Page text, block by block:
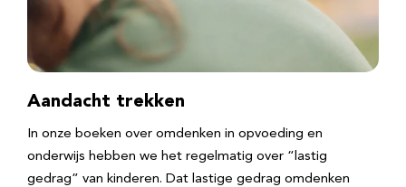
Aandacht trekken
In onze boeken over omdenken in opvoeding en
onderwijs hebben we het regelmatig over “lastig
gedrag” van kinderen. Dat lastige gedrag omdenken